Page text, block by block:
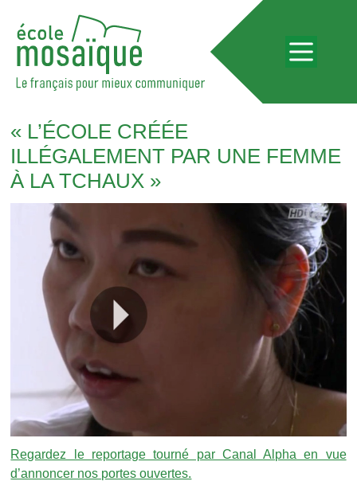
« L’ÉCOLE CRÉÉE
ILLÉGALEMENT PAR UNE FEMME
À LA TCHAUX »
Regardez le reportage tourné par Canal Alpha en vue
d’annoncer nos portes ouvertes.